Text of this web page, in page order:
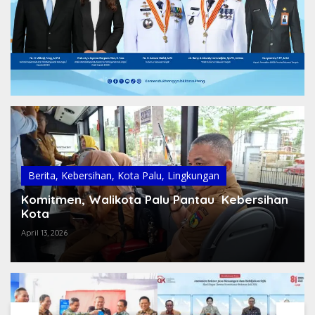
Berita, Kebersihan, Kota Palu, Lingkungan
Komitmen, Walikota Palu Pantau Kebersihan
Kota
April 13, 2026